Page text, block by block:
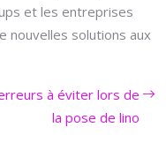
et les entreprises
nouvelles solutions aux
à éviter lors de
la pose de lino